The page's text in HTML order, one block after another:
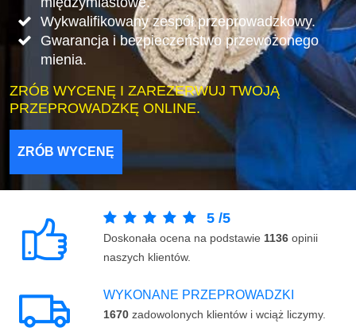
Wykwalifikowany zespół przeprowadzkowy.
Gwarancja i bezpieczeństwo przewożonego
mienia.
ZRÓB WYCENĘ I ZAREZERWUJ TWOJĄ
PRZEPROWADZKĘ ONLINE.
ZRÓB WYCENĘ
5 /5
Doskonała ocena na podstawie 1136 opinii
naszych klientów.
WYKONANE PRZEPROWADZKI
1670 zadowolonych klientów i wciąż liczymy.